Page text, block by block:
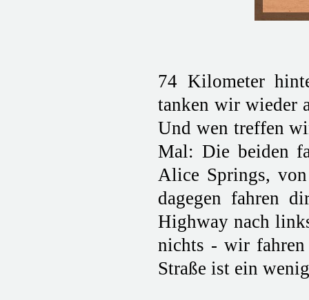
74 Kilometer
tanken wir wieder
Und wen treffen
Mal: Die beiden
Alice Springs,
dagegen fahren
Highway nach
nichts - wir fahren
Straße ist ein